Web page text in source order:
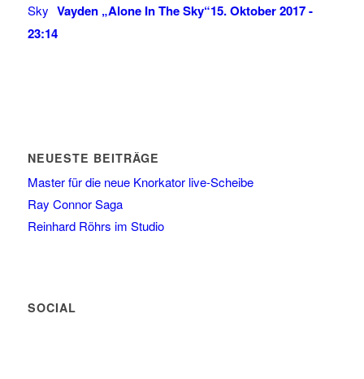
Vayden „Alone In The Sky“15. Oktober 2017 -
23:14
NEUESTE BEITRÄGE
Master für die neue Knorkator live-Scheibe
Ray Connor Saga
Reinhard Röhrs im Studio
SOCIAL